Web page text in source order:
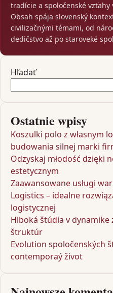
tradície a spoločenské
Obsah spája slovenský
civilizačnými témami, od
dedičstvo až po staroveké
Hľadať
Ostatnie wpisy
Koszulki polo z własnym
budowania silnej marki
Odzyskaj młodość dzięki
estetycznym
Zaawansowane usługi
Logistics – idealne
logistycznej
Hlboká štúdia v dynamike
štruktúr
Evolution spoločenských
contemporaý život